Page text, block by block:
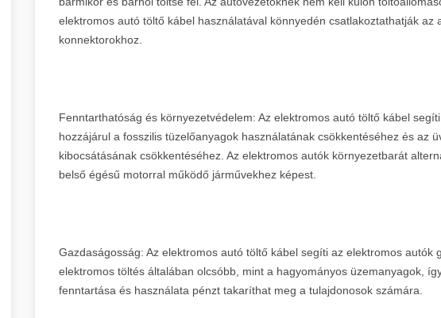
elektromos autó töltő kábel használatával könnyedén csatlakoztathatják az
konnektorokhoz.
Fenntarthatóság és környezetvédelem: Az elektromos autó töltő kábel
hozzájárul a fosszilis tüzelőanyagok használatának csökkentéséhez és az
kibocsátásának csökkentéséhez. Az elektromos autók környezetbarát
belső égésű motorral működő járművekhez képest.
Gazdaságosság: Az elektromos autó töltő kábel segíti az elektromos autók
elektromos töltés általában olcsóbb, mint a hagyományos üzemanyagok,
fenntartása és használata pénzt takaríthat meg a tulajdonosok számára.